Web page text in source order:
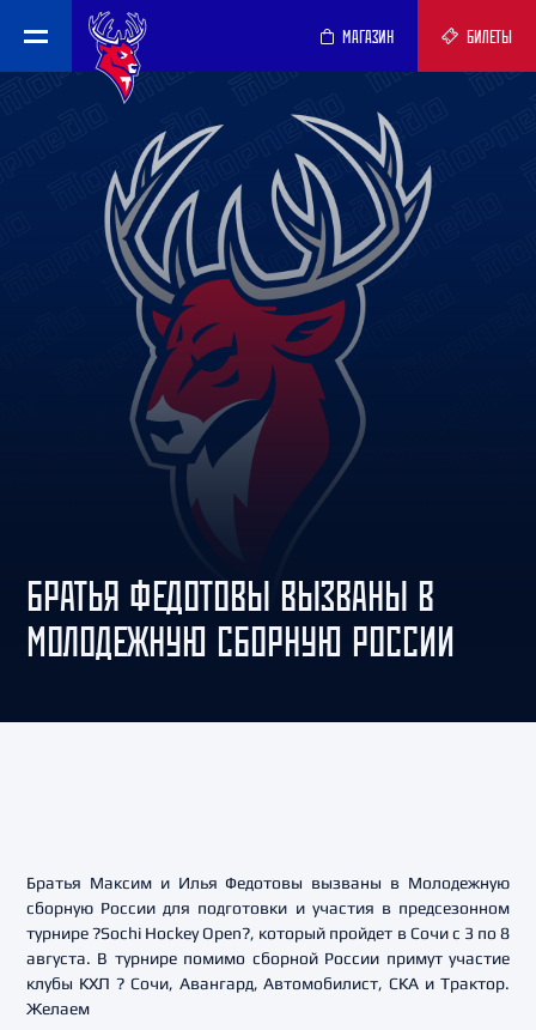
МАГАЗИН БИЛЕТЫ
БРАТЬЯ ФЕДОТОВЫ ВЫЗВАНЫ В
МОЛОДЕЖНУЮ СБОРНУЮ РОССИИ
Братья Максим и Илья Федотовы вызваны в Молодежную
сборную России для подготовки и участия в предсезонном
турнире ?Sochi Hockey Open?, который пройдет в Сочи с 3 по 8
августа. В турнире помимо сборной России примут участие
клубы КХЛ ? Сочи, Авангард, Автомобилист, СКА и Трактор.
Желаем